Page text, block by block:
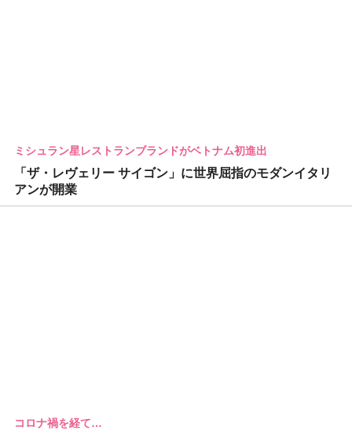
ミシュラン星レストランブランドがベトナム初進出
「ザ・レヴェリー サイゴン」に世界屈指のモダンイタリ
アンが開業
コロナ禍を経て…